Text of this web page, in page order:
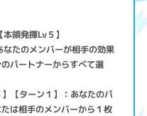
領発揮Lv５】
なたのメンバーが相手の効果
パートナーからすべて選
【ターン１】：あなたのパ
は相手のメンバーから１枚